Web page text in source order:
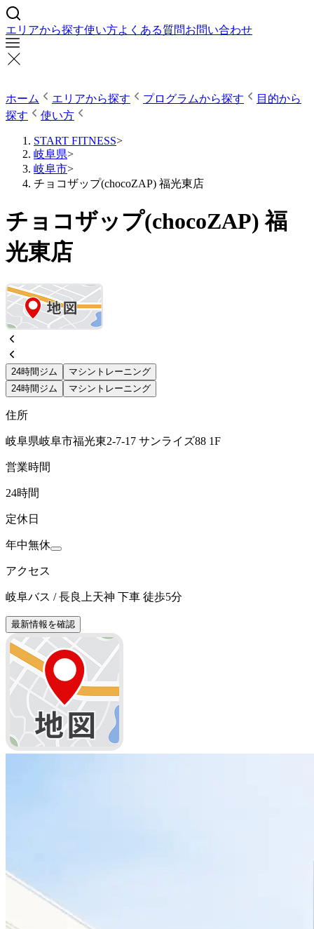
エリアから探す使い方よくある質問お問い合わせ
ホーム エリアから探す プログラムから探す
目的から
探す
使い方
START FITNESS>
岐阜県>
岐阜市>
チョコザップ(chocoZAP) 福光東店
チョコザップ(chocoZAP) 福
光東店
24時間ジム
マシントレーニング
24時間ジム
マシントレーニング
住所
岐阜県岐阜市福光東2-7-17 サンライズ88 1F
営業時間
24時間
定休日
年中無休
アクセス
岐阜バス / 長良上天神 下車 徒歩5分
最新情報を確認